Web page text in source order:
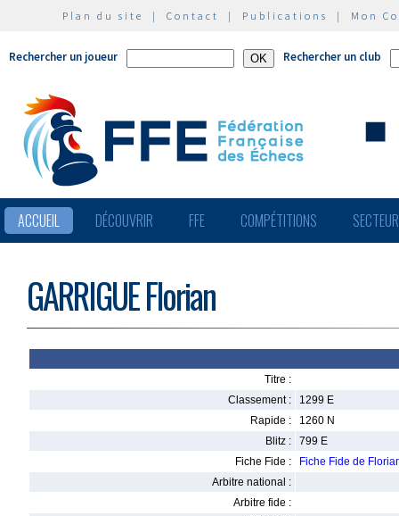
Plan du site | Contact | Publications | Mon
Rechercher un joueur Rechercher un club
ACCUEIL DÉCOUVRIR FFE COMPÉTITIONS
GARRIGUE Florian
Titre :
Classement :
1299 E
Rapide :
1260 N
Blitz :
799 E
Fiche Fide :
Fiche Fide de
Arbitre national :
Arbitre fide :